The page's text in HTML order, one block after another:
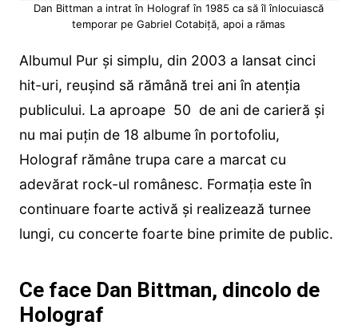
Dan Bittman a intrat în Holograf în 1985 ca să îl înlocuiască
temporar pe Gabriel Cotabiță, apoi a rămas
Albumul Pur și simplu, din 2003 a lansat cinci
hit-uri, reușind să rămână trei ani în atenția
publicului. La aproape 50 de ani de carieră și
nu mai puțin de 18 albume în portofoliu,
Holograf rămâne trupa care a marcat cu
adevărat rock-ul românesc. Formația este în
continuare foarte activă și realizează turnee
lungi, cu concerte foarte bine primite de public.
Ce face Dan Bittman, dincolo de
Holograf